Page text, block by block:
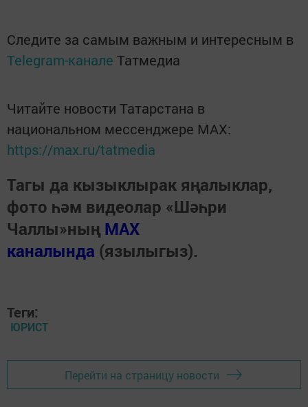
Следите за самым важным и интересным в
Telegram-канале Татмедиа
Читайте новости Татарстана в
национальном мессенджере MАХ:
https://max.ru/tatmedia
Тагы да кызыклырак яңалыклар,
фото һәм видеолар «Шәһри
Чаллы»ның MAX
каналында (язылыгыз).
Теги:
ЮРИСТ
Перейти на страницу новости